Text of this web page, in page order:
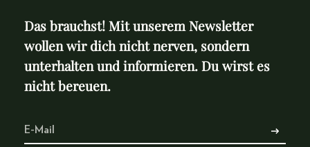
Das brauchst! Mit unserem Newsletter
wollen wir dich nicht nerven, sondern
unterhalten und informieren. Du wirst es
nicht bereuen.